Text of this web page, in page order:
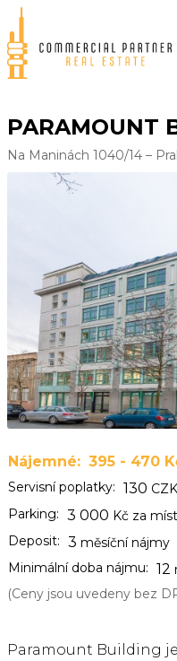
PARAMOUNT
Na Maninách 1040/14 –
Nájemné: 395 - 470
Servisní poplatky: 130
Parking: 3 000 Kč za
Deposit: 3 měsíční nájmy
Minimální doba nájmu: 12
(Ceny jsou uvedeny bez
Paramount Building